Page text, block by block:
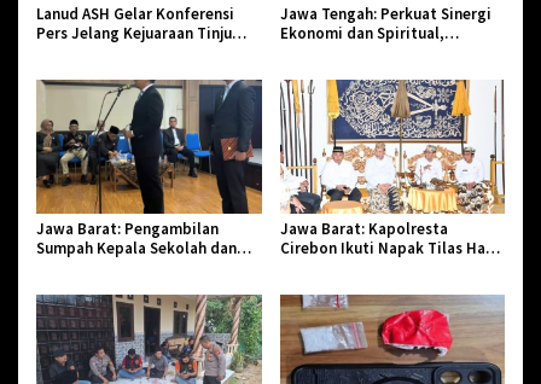
Lanud ASH Gelar Konferensi
Pers Jelang Kejuaraan Tinju
Jawa Tengah: Perkuat Sinergi
Ekonomi dan Spiritual,
Jawa Barat: Pengambilan
Sumpah Kepala Sekolah dan
Pendidikan dan Birokrasi
Jawa Barat: Kapolresta
Cirebon Ikuti Napak Tilas Hari